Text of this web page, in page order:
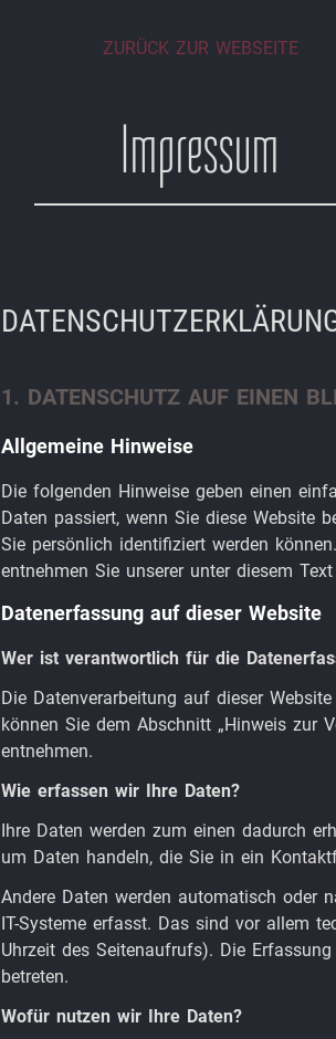
ZURÜCK ZUR WEBSEITE
Impressum
1. DATENSCHUTZ AUF EINEN
Allgemeine Hinweise
Die folgenden Hinweise geben einen
Daten passiert, wenn Sie diese Website
Sie persönlich identifiziert werden
entnehmen Sie unserer unter diesem
Datenerfassung auf dieser Website
Wer ist verantwortlich für die
Die Datenverarbeitung auf dieser
können Sie dem Abschnitt „Hinweis zur
entnehmen.
Wie erfassen wir Ihre Daten?
Ihre Daten werden zum einen dadurch
um Daten handeln, die Sie in ein
Andere Daten werden automatisch oder
IT-Systeme erfasst. Das sind vor allem
Uhrzeit des Seitenaufrufs). Die
betreten.
Wofür nutzen wir Ihre Daten?